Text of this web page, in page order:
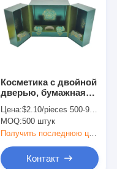
Косметика с двойной
дверью, бумажная
парфюмерии,
упаковка для
товаров по уходу за
кожей
Цена:$2.10/pieces 500-999 pieces
MOQ:500 штук
Контакт